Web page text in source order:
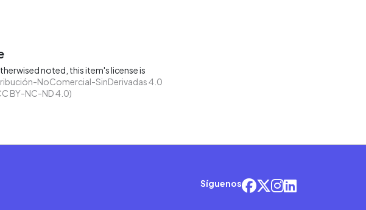
noted, this item's license is
NoComercial-SinDerivadas 4.0
BY-NC-ND 4.0)
Síguenos